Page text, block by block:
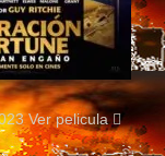
Ver pelicula